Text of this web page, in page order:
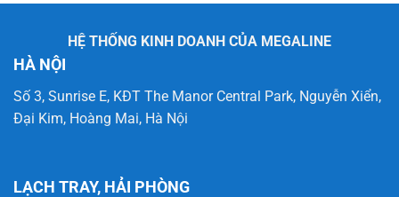
HỆ THỐNG KINH DOANH CỦA MEGALINE
HÀ NỘI
Số 3, Sunrise E, KĐT The Manor Central Park, Nguyễn Xiển,
Đại Kim, Hoàng Mai, Hà Nội
LẠCH TRAY, HẢI PHÒNG